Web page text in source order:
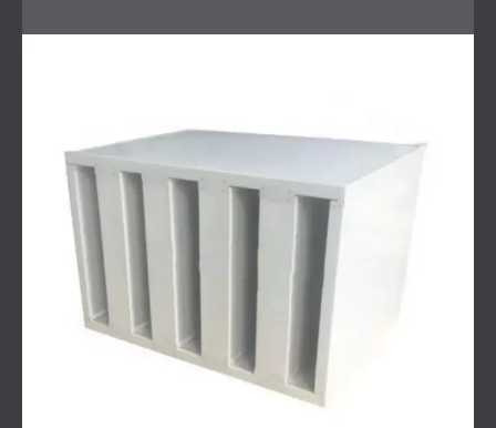
Problemen führen, weshalb Schalldämmung zur
konzentriert bleiben und die Kommunikation zwischen den
Teammitgliedern reibungslos verläuft.
Darüber hinaus muss die Schalldämmung in industriellen
Umgebungen den EU-Richtlinien zur Gesundheit und
Sicherheit der Arbeitnehmer entsprechen, wie etwa der
Richtlinie 2003/10/EG, die Mindestanforderungen für
Gesundheit und Sicherheit in Bezug auf Lärmbelastung am
Arbeitsplatz festlegt.
Durch die Umsetzung geeigneter Schallschutzmaßnahmen
können Unternehmen wie Steyr-Werner die Vorschriften
einhalten und gleichzeitig ein besseres Arbeitsumfeld